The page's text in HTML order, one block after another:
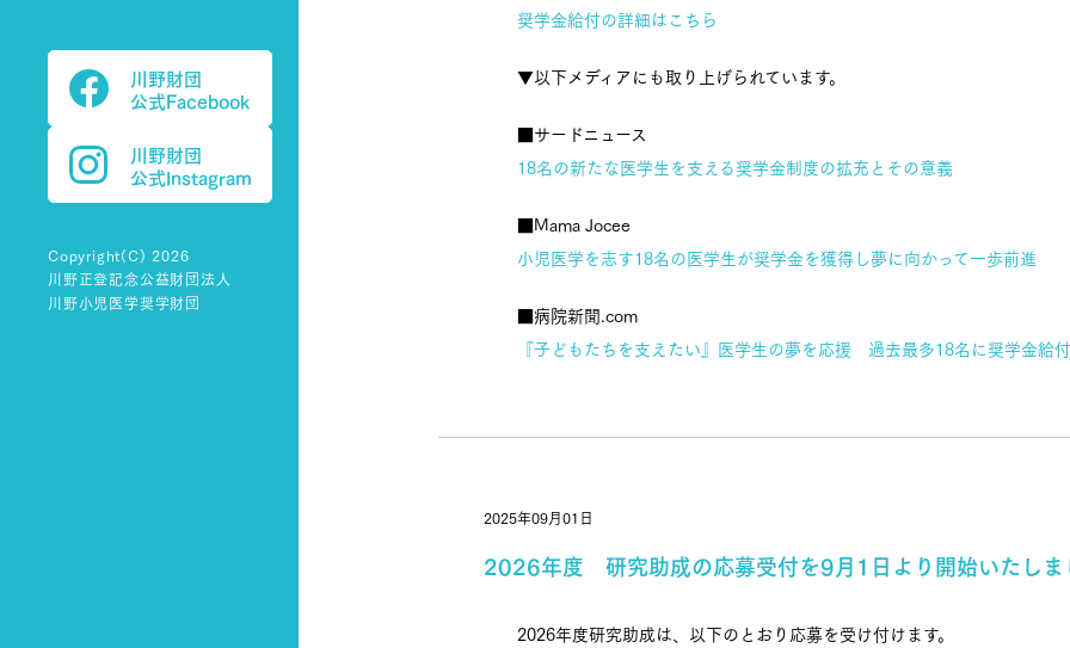
川野財団
公式Facebook
川野財団
公式Instagram
Copyright(C) 2026
川野正登記念公益財団法人
川野小児医学奨学財団
奨学金給付の詳細はこちら
▼以下メディアにも取り上げられています。
■サードニュース
18名の新たな医学生を支える奨学金制度の拡充とその意義
■Mama Jocee
小児医学を志す18名の医学生が奨学金を獲得し夢に向かって一歩前進
■病院新聞.com
『子どもたちを支えたい』医学生の夢を応援 過去最多18名に奨学金
2025年09月01日
2026年度 研究助成の応募受付を9月1日より開始いたしま
2026年度研究助成は、以下のとおり応募を受け付けます。